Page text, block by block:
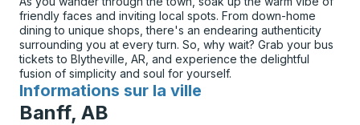
friendly faces and inviting local spots. From down-home
dining to unique shops, there's an endearing authenticity
surrounding you at every turn. So, why wait? Grab your bus
tickets to Blytheville, AR, and experience the delightful
fusion of simplicity and soul for yourself.
Informations sur la ville
pour
Banff, AB